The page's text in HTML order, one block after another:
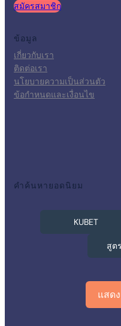
สมัครสมาชิก
ข้อมูล
เกี่ยวกับเรา
ติดต่อเรา
นโยบายความเป็นส่วนตัว
ข้อกำหนดและเงื่อนไข
คำค้นหายอดนิยม
KUBET
สูต
แสด